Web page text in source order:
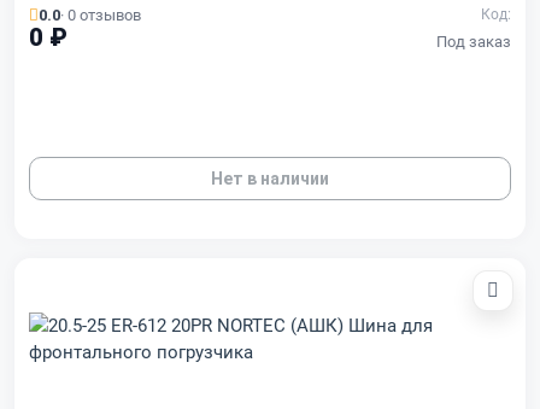
0.0· 0 отзывов Код:
0 ₽ Под заказ
Нет в наличии